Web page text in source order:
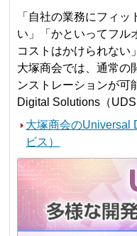
「自社の業務にフィ
い」「かといってフル
コストはかけられない
大塚商会では、通常の
ンストレーションが可
Digital Solutions（
大塚商会のUniversal
ビス）